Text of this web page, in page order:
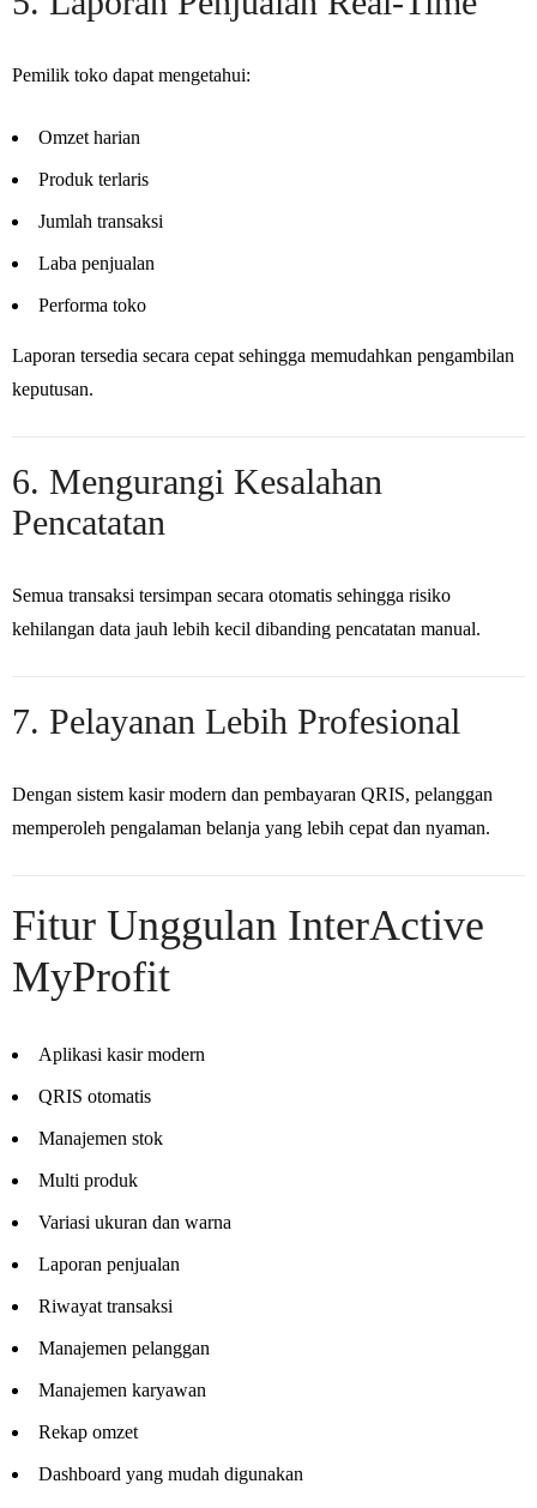
Pemilik toko dapat mengetahui:
Omzet harian
Produk terlaris
Jumlah transaksi
Laba penjualan
Performa toko
Laporan tersedia secara cepat sehingga memudahkan pengambilan
keputusan.
6. Mengurangi Kesalahan
Pencatatan
Semua transaksi tersimpan secara otomatis sehingga risiko
kehilangan data jauh lebih kecil dibanding pencatatan manual.
7. Pelayanan Lebih Profesional
Dengan sistem kasir modern dan pembayaran QRIS, pelanggan
memperoleh pengalaman belanja yang lebih cepat dan nyaman.
Fitur Unggulan InterActive
MyProfit
Aplikasi kasir modern
QRIS otomatis
Manajemen stok
Multi produk
Variasi ukuran dan warna
Laporan penjualan
Riwayat transaksi
Manajemen pelanggan
Manajemen karyawan
Rekap omzet
Dashboard yang mudah digunakan